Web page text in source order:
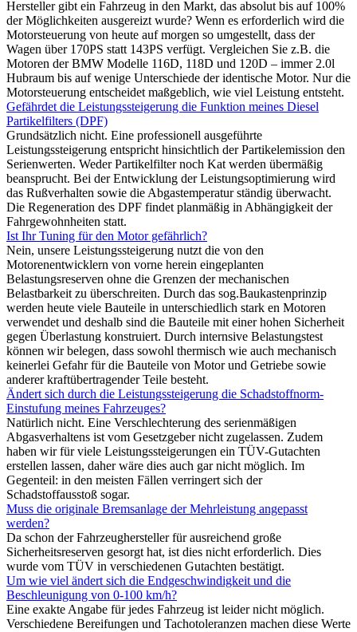
Hersteller gibt ein Fahrzeug in den Markt, das absolut bis auf 100%
der Möglichkeiten ausgereizt wurde? Wenn es erforderlich wird die
Motorsteuerung von heute auf morgen so umgestellt, dass der
Wagen über 170PS statt 143PS verfügt. Vergleichen Sie z.B. die
Motoren der BMW Modelle 116D, 118D und 120D – immer 2.0l
Hubraum bis auf wenige Unterschiede der identische Motor. Nur die
Motorsteuerung entscheidet maßgeblich, wie viel Leistung entsteht.
Gefährdet die Leistungssteigerung die Funktion meines Diesel
Partikelfilters (DPF)
Grundsätzlich nicht. Eine professionell ausgeführte
Leistungssteigerung entspricht hinsichtlich der Partikelemission den
Serienwerten. Weder Partikelfilter noch Kat werden übermäßig
beansprucht. Bei der Entwicklung der Leistungsoptimierung wird
das Rußverhalten sowie die Abgastemperatur ständig überwacht.
Die Regeneration des DPF findet planmäßig in Abhängigkeit der
Fahrgewohnheiten statt.
Ist Ihr Tuning für den Motor gefährlich?
Nein, unsere Leistungssteigerung nutzt die von den
Motorenentwicklern von vorne herein eingeplanten
Belastungsreserven ohne die Grenzen der mechanischen
Belastbarkeit zu überschreiten. Durch das sog.Baukastenprinzip
werden heute viele Bauteile in unterschiedlich stark en Motoren
verwendet und deshalb sind die Bauteile mit einer hohen Sicherheit
gegen Überlastung konstruiert. Durch internsive Belastungstest
können wir belegen, dass sowohl thermisch wie auch mechanisch
keinerlei Gefahr für die Bauteile von Motor und Getriebe sowie
anderer kraftübertragender Teile besteht.
Ändert sich durch die Leistungssteigerung die Schadstoffnorm-
Einstufung meines Fahrzeuges?
Natürlich nicht. Eine Verschlechterung des serienmäßigen
Abgasverhaltens ist vom Gesetzgeber nicht zugelassen. Zudem
haben wir für viele Leistungssteigerungen ein TÜV-Gutachten
erstellen lassen, daher wäre dies auch gar nicht möglich. Im
Gegenteil: in den meisten Fällen verringert sich der
Schadstoffausstoß sogar.
Muss die originale Bremsanlage der Mehrleistung angepasst
werden?
Da schon der Fahrzeughersteller für ausreichend große
Sicherheitsreserven gesorgt hat, ist dies nicht erforderlich. Dies
wurde vom TÜV in verschiedenen Gutachten bestätigt.
Um wie viel ändert sich die Endgeschwindigkeit und die
Beschleunigung von 0-100 km/h?
Eine exakte Angabe für jedes Fahrzeug ist leider nicht möglich.
Verschiedene Bereifungen und Tachotoleranzen machen diese Werte